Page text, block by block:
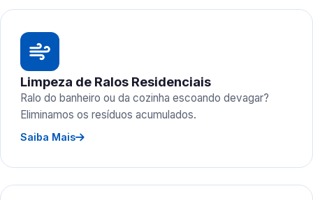
Limpeza de Ralos Residenciais
Ralo do banheiro ou da cozinha escoando devagar?
Eliminamos os resíduos acumulados.
Saiba Mais